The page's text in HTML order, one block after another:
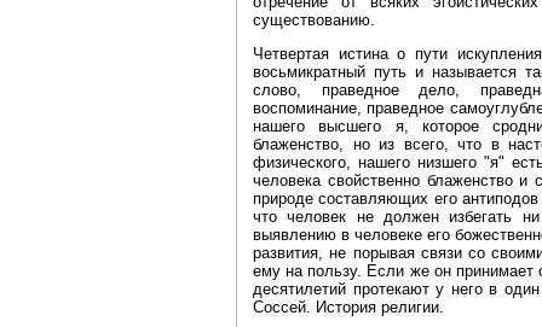
существованию.
Четвертая истина о пути
восьмикратный путь и называется
слово, праведное дело,
воспоминание, праведное
нашего высшего я, которое
блаженство, но из всего, что в
физического, нашего низшего "я"
человека свойственно блаженство
природе составляющих его
что человек не должен избегать
выявлению в человеке его
развития, не порывая связи со
ему на пользу. Если же он принимает
десятилетий протекают у него в
Соссей. История религии.